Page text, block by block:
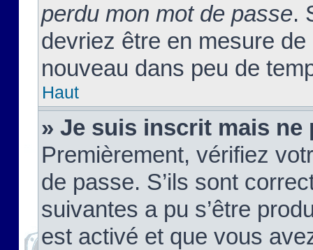
perdu mon mot de passe.
devriez être en mesure
nouveau dans peu de
Haut
» Je suis inscrit mais ne
Premièrement, vérifiez
de passe. S’ils sont
suivantes a pu s’être
est activé et que vous